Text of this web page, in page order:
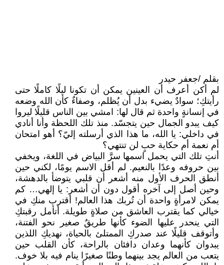
بقلم /جعفر حيدر
لم أكن أعرف أن العينين يمكن أن تكونا ليلًا كاملًا حتى
رأيتكِ؛ سوادٌ يضيء بدل أن يُظلم، وصفاءٌ كأن الله وضعه
في إنسانةٍ واحدة ثم قال لها: امشي بين الناس قليلًا ليروا
كيف يبدو الجمال حين يتجسّد. منذ تلك اللحظة وأنا أنادي
في داخلي: يا الله، ما هذا الذي أرسلته إليّ؟ أهو امتحان
أم نعمة أم حكاية حبٍ لن تنتهي؟
أنتِ تلك التي يحمل اسمها سرَّ البياض في اللغة، ويخفي
بين حروفه وعدًا بالنعيم. لم أقل الاسم يومًا، لكني حين
أنطق الحرف الأول منه أشعر أن قلبي يتوضأ بالدهشة،
وحين أصل إلى آخره أقول دون أن أشعر: يا إلهي… كم
يمكن لامرأةٍ واحدة أن تُربك هذا العالم! أقترب منكِ في
خيالي كما يقترب العاشق من صلاةٍ طويلة. أتأمل رقبتكِ
التي ينحدر عليها الضوء كأنها طريقٌ صغير نحو الفتنة،
وأتوقف قليلًا عند صدركِ الممتلئ بالحياة، نهديكِ اللذين
يبدوان كأنهما وعدان دافئان بالراحة، كأن القلب حين
يتعب من العالم يجد بينهما وطنًا صغيرًا ينام فيه بلا خوف.